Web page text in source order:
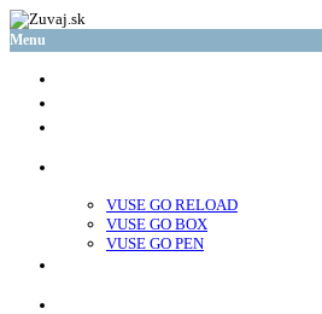
Menu
VUSE GO RELOAD
VUSE GO BOX
VUSE GO PEN